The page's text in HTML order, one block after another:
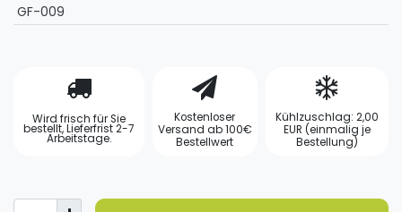
GF-009
Wird frisch für Sie
bestellt, Lieferfrist 2-7
Arbeitstage.
Kostenloser
Versand ab 100€
Bestellwert
Kühlzuschlag: 2,00
EUR (einmalig je
Bestellung)